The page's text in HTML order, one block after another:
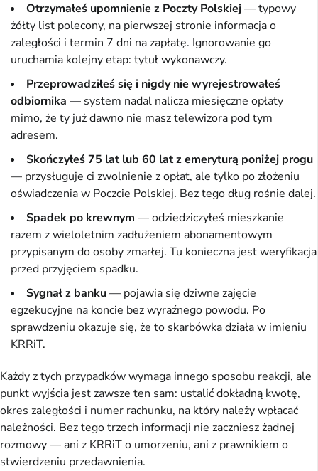
Otrzymałeś upomnienie z Poczty Polskiej— typowy
żółty list polecony, na pierwszej stronie informacja o
zaległości i termin 7 dni na zapłatę. Ignorowanie go
uruchamia kolejny etap: tytuł wykonawczy.
Przeprowadziłeś się i nigdy nie wyrejestrowałeś
odbiornika — system nadal nalicza miesięczne opłaty
mimo, że ty już dawno nie masz telewizora pod tym
adresem.
Skończyłeś 75 lat lub 60 lat z emeryturą poniżej progu
— przysługuje ci zwolnienie z opłat, ale tylko po złożeniu
oświadczenia w Poczcie Polskiej. Bez tego dług rośnie dalej.
Spadek po krewnym — odziedziczyłeś mieszkanie
razem z wieloletnim zadłużeniem abonamentowym
przypisanym do osoby zmarłej. Tu konieczna jest weryfikacja
przed przyjęciem spadku.
Sygnał z banku— pojawia się dziwne zajęcie
egzekucyjne na koncie bez wyraźnego powodu. Po
sprawdzeniu okazuje się, że to skarbówka działa w imieniu
KRRiT.
Każdy z tych przypadków wymaga innego sposobu reakcji, ale
punkt wyjścia jest zawsze ten sam: ustalić dokładną kwotę,
okres zaległości i numer rachunku, na który należy wpłacać
należności. Bez tego trzech informacji nie zaczniesz żadnej
rozmowy — ani z KRRiT o umorzeniu, ani z prawnikiem o
stwierdzeniu przedawnienia.